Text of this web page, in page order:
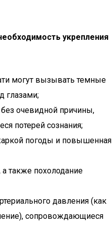
укрепления
могут вызывать темные
глазами;
очевидной причины,
потерей сознания;
погоды и повышенная
также похолодание
давления (как
сопровождающиеся